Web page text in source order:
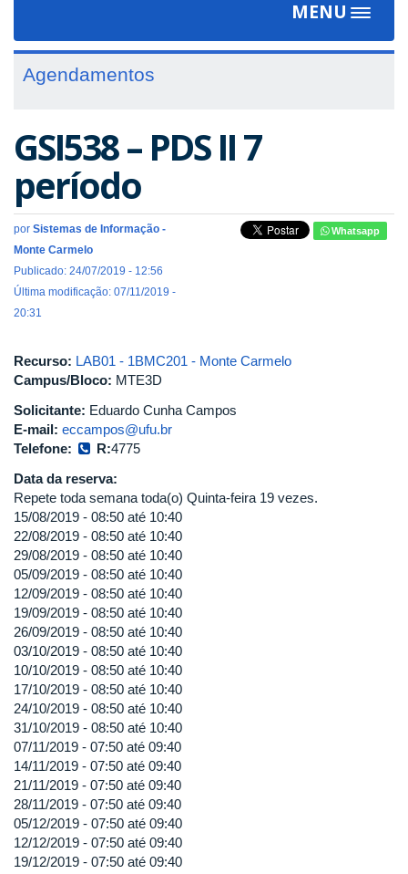
MENU
Toggle
Agendamentos
GSI538 – PDS II 7
período
por Sistemas de Informação -
Monte Carmelo
Publicado: 24/07/2019 - 12:56
Última modificação: 07/11/2019 -
20:31
Whatsapp
Recurso: LAB01 - 1BMC201 - Monte Carmelo
Campus/Bloco: MTE3D
Solicitante: Eduardo Cunha Campos
E-mail: eccampos@ufu.br
Telefone:
R:4775
Data da reserva:
Repete toda semana toda(o) Quinta-feira 19 vezes.
15/08/2019 - 08:50 até 10:40
22/08/2019 - 08:50 até 10:40
29/08/2019 - 08:50 até 10:40
05/09/2019 - 08:50 até 10:40
12/09/2019 - 08:50 até 10:40
19/09/2019 - 08:50 até 10:40
26/09/2019 - 08:50 até 10:40
03/10/2019 - 08:50 até 10:40
10/10/2019 - 08:50 até 10:40
17/10/2019 - 08:50 até 10:40
24/10/2019 - 08:50 até 10:40
31/10/2019 - 08:50 até 10:40
07/11/2019 - 07:50 até 09:40
14/11/2019 - 07:50 até 09:40
21/11/2019 - 07:50 até 09:40
28/11/2019 - 07:50 até 09:40
05/12/2019 - 07:50 até 09:40
12/12/2019 - 07:50 até 09:40
19/12/2019 - 07:50 até 09:40